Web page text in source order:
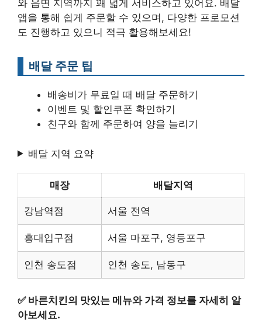
와 읍면 지역까지 꽤 넓게 서비스하고 있어요. 배달
앱을 통해 쉽게 주문할 수 있으며, 다양한 프로모션
도 진행하고 있으니 적극 활용해보세요!
배달 주문 팁
배송비가 무료일 때 배달 주문하기
이벤트 및 할인쿠폰 확인하기
친구와 함께 주문하여 양을 늘리기
배달 지역 요약
매장 배달지역
강남역점 서울 전역
홍대입구점 서울 마포구, 영등포구
인천 송도점 인천 송도, 남동구
✅ 바른치킨의 맛있는 메뉴와 가격 정보를 자세히 알
아보세요.